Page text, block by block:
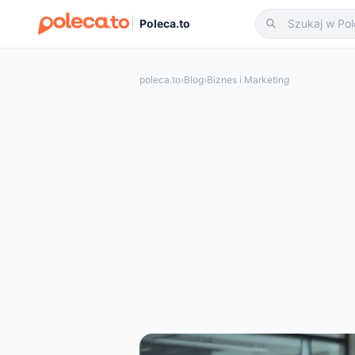
Poleca.to
poleca.to›Blog›Biznes i Marketing